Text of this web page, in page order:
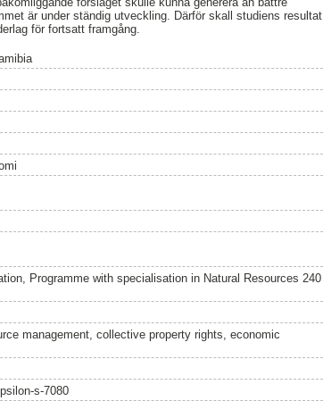
är under ständig utveckling. Därför skall studiens resultat
för fortsatt framgång.
Programme with specialisation in Natural Resources 240
management, collective property rights, economic
s-7080